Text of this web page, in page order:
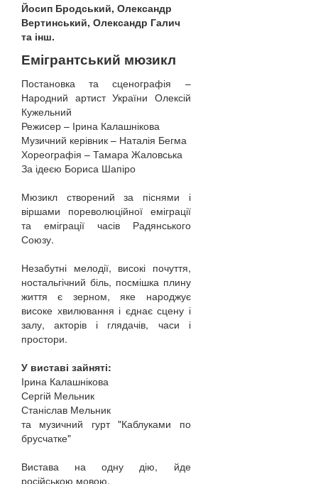
Йосип Бродський, Олександр
Вертинський, Олександр Галич
та інш.
Емігрантський мюзикл
Постановка та сценографія –
Народний артист України Олексій
Кужельний
Режисер – Ірина Калашнікова
Музичний керівник – Наталія Бегма
Хореографія – Тамара Жаловська
За ідеєю Бориса Шапіро
Мюзикл створений за піснями і
віршами пореволюційної еміграції
та еміграції часів Радянського
Союзу.
Незабутні мелодії, високі почуття,
ностальгічний біль, посмішка плину
життя є зерном, яке народжує
високе хвилювання і єднає сцену і
залу, акторів і глядачів, часи і
простори.
У виставі зайняті:
Ірина Калашнікова
Сергій Мельник
Станіслав Мельник
та музичний гурт "Каблуками по
брусчатке"
Вистава на одну дію, йде
російською мовою.